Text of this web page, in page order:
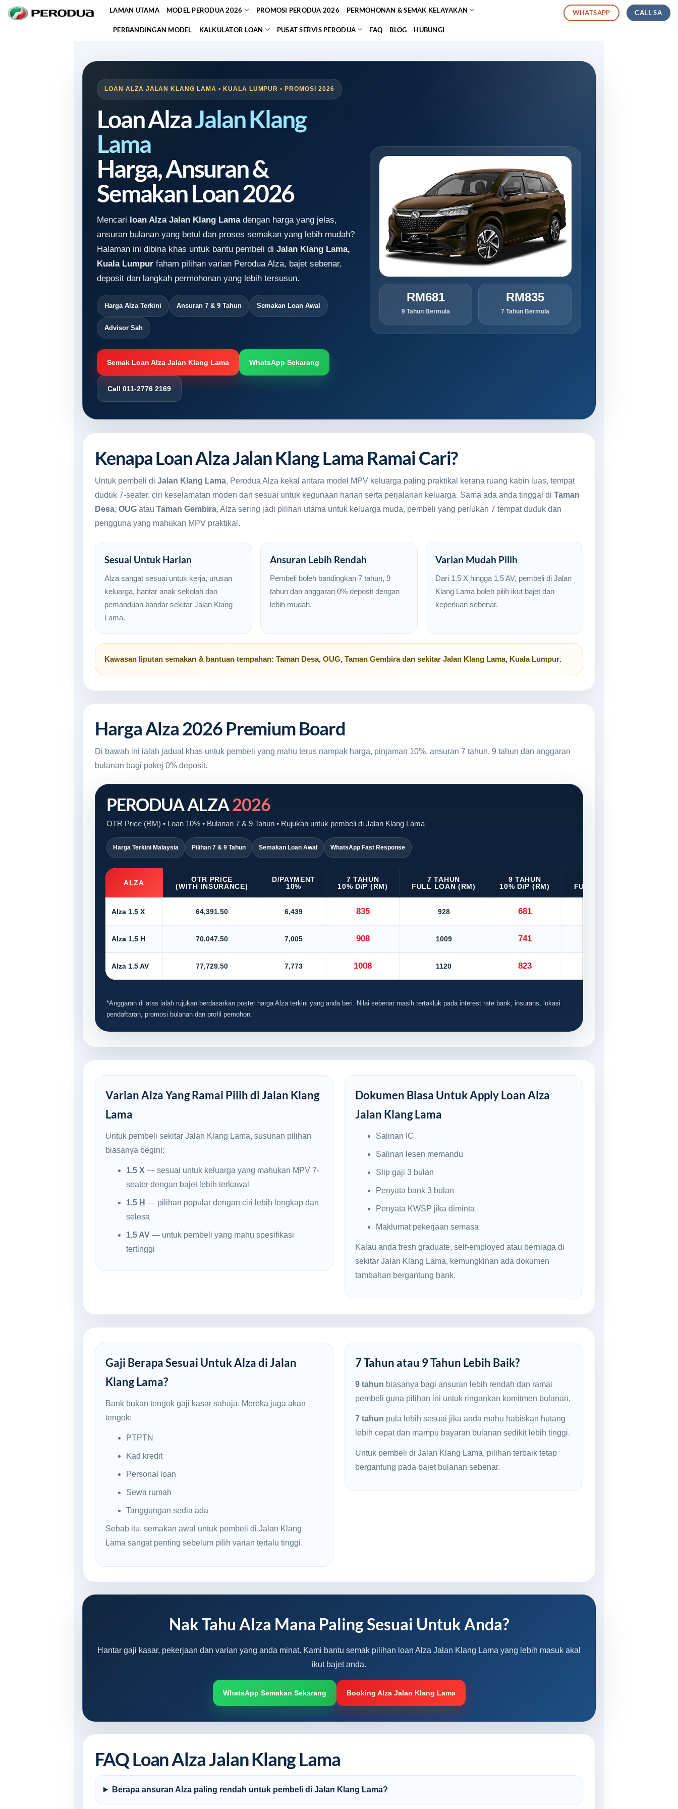
Skip
LAMAN UTAMA MODEL PERODUA 2026 PROMOSI PERODUA 2026 PERMOHONAN & SEMAK KELAYAKAN
PERBANDINGAN MODEL KALKULATOR LOAN PUSAT SERVIS PERODUA FAQ BLOG HUBUNGI
WHATSAPP CALL SA
LOAN ALZA JALAN KLANG LAMA • KUALA LUMPUR • PROMOSI 2026
Loan AlzaJalan Klang
Lama
Harga, Ansuran &
Semakan Loan 2026
Mencari loan Alza Jalan Klang Lamadengan harga yang jelas,
ansuran bulanan yang betul dan proses semakan yang lebih mudah?
Halaman ini dibina khas untuk bantu pembeli di Jalan Klang Lama,
Kuala Lumpur faham pilihan varian Perodua Alza, bajet sebenar,
deposit dan langkah permohonan yang lebih tersusun.
Harga Alza Terkini Ansuran 7 & 9 Tahun Semakan Loan Awal
Advisor Sah
Semak Loan Alza Jalan Klang Lama WhatsApp Sekarang
Call 011-2776 2169
RM681
9 Tahun Bermula
RM835
7 Tahun Bermula
Kenapa Loan Alza Jalan Klang Lama Ramai Cari?
Untuk pembeli di Jalan Klang Lama, Perodua Alza kekal antara model MPV keluarga paling praktikal kerana ruang kabin luas, tempat
duduk 7-seater, ciri keselamatan moden dan sesuai untuk kegunaan harian serta perjalanan keluarga. Sama ada anda tinggal di Taman
Desa, OUG atau Taman Gembira, Alza sering jadi pilihan utama untuk keluarga muda, pembeli yang perlukan 7 tempat duduk dan
pengguna yang mahukan MPV praktikal.
Sesuai Untuk Harian
Alza sangat sesuai untuk kerja, urusan
keluarga, hantar anak sekolah dan
pemanduan bandar sekitar Jalan Klang
Lama.
Ansuran Lebih Rendah
Pembeli boleh bandingkan 7 tahun, 9
tahun dan anggaran 0% deposit dengan
lebih mudah.
Varian Mudah Pilih
Dari 1.5 X hingga 1.5 AV, pembeli di Jalan
Klang Lama boleh pilih ikut bajet dan
keperluan sebenar.
Kawasan liputan semakan & bantuan tempahan: Taman Desa, OUG, Taman Gembiradan sekitar Jalan Klang Lama, Kuala Lumpur.
Harga Alza 2026 Premium Board
Di bawah ini ialah jadual khas untuk pembeli yang mahu terus nampak harga, pinjaman 10%, ansuran 7 tahun, 9 tahun dan anggaran
bulanan bagi pakej 0% deposit.
PERODUA ALZA2026
OTR Price (RM) • Loan 10% • Bulanan 7 & 9 Tahun • Rujukan untuk pembeli di Jalan Klang Lama
Harga Terkini Malaysia Pilihan 7 & 9 Tahun Semakan Loan Awal WhatsApp Fast Response
ALZA
OTR PRICE
(WITH INSURANCE)
D/PAYMENT
10%
7 TAHUN
10% D/P (RM)
7 TAHUN
FULL LOAN (RM)
9 TAHUN
10% D/P (RM)
FULL LOAN (RM)
Alza 1.5 X 64,391.50 6,439 835 928 681
Alza 1.5 H 70,047.50 7,005 908 1009 741
Alza 1.5 AV 77,729.50 7,773 1008 1120 823
*Anggaran di atas ialah rujukan berdasarkan poster harga Alza terkini yang anda beri. Nilai sebenar masih tertakluk pada interest rate bank, insurans, lokasi
pendaftaran, promosi bulanan dan profil pemohon.
Varian Alza Yang Ramai Pilih di Jalan Klang
Lama
Untuk pembeli sekitar Jalan Klang Lama, susunan pilihan
biasanya begini:
1.5 X — sesuai untuk keluarga yang mahukan MPV 7-
seater dengan bajet lebih terkawal
1.5 H — pilihan popular dengan ciri lebih lengkap dan
selesa
1.5 AV— untuk pembeli yang mahu spesifikasi
tertinggi
Dokumen Biasa Untuk Apply Loan Alza
Jalan Klang Lama
Salinan IC
Salinan lesen memandu
Slip gaji 3 bulan
Penyata bank 3 bulan
Penyata KWSP jika diminta
Maklumat pekerjaan semasa
Kalau anda fresh graduate, self-employed atau berniaga di
sekitar Jalan Klang Lama, kemungkinan ada dokumen
tambahan bergantung bank.
Gaji Berapa Sesuai Untuk Alza di Jalan
Klang Lama?
Bank bukan tengok gaji kasar sahaja. Mereka juga akan
tengok:
PTPTN
Kad kredit
Personal loan
Sewa rumah
Tanggungan sedia ada
Sebab itu, semakan awal untuk pembeli di Jalan Klang
Lama sangat penting sebelum pilih varian terlalu tinggi.
7 Tahun atau 9 Tahun Lebih Baik?
9 tahun biasanya bagi ansuran lebih rendah dan ramai
pembeli guna pilihan ini untuk ringankan komitmen bulanan.
7 tahun pula lebih sesuai jika anda mahu habiskan hutang
lebih cepat dan mampu bayaran bulanan sedikit lebih tinggi.
Untuk pembeli di Jalan Klang Lama, pilihan terbaik tetap
bergantung pada bajet bulanan sebenar.
Nak Tahu Alza Mana Paling Sesuai Untuk Anda?
Hantar gaji kasar, pekerjaan dan varian yang anda minat. Kami bantu semak pilihan loan Alza Jalan Klang Lama yang lebih masuk akal
ikut bajet anda.
WhatsApp Semakan Sekarang Booking Alza Jalan Klang Lama
FAQ Loan Alza Jalan Klang Lama
Berapa ansuran Alza paling rendah untuk pembeli di Jalan Klang Lama?